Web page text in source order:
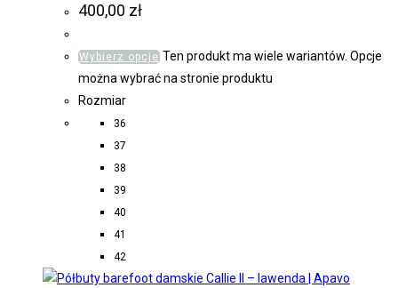
400,00 zł
Wybierz opcje Ten produkt ma wiele wariantów. Opcje
można wybrać na stronie produktu
Rozmiar
36
37
38
39
40
41
42